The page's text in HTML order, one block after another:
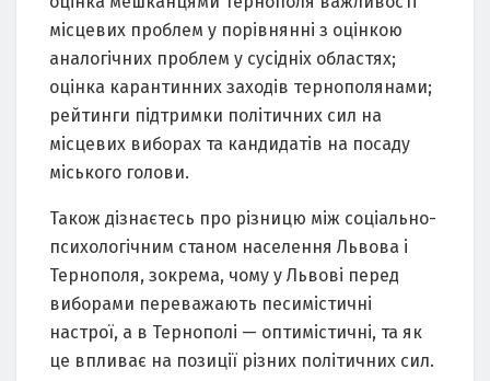
місцевих проблем у порівнянні з оцінкою
аналогічних проблем у сусідніх областях;
оцінка карантинних заходів тернополянами;
рейтинги підтримки політичних сил на
місцевих виборах та кандидатів на посаду
міського голови.
Також дізнаєтесь про різницю між соціально-
психологічним станом населення Львова і
Тернополя, зокрема, чому у Львові перед
виборами переважають песимістичні
настрої, а в Тернополі — оптимістичні, та як
це впливає на позиції різних політичних сил.